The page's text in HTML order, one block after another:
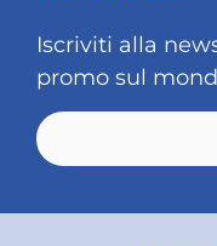
Iscriviti alla
promo sul